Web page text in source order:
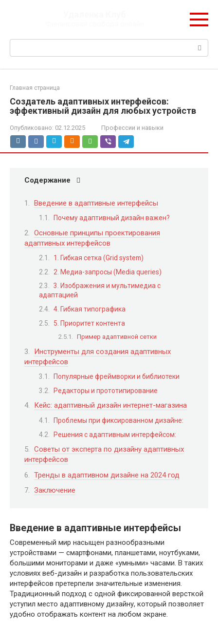
Поиск:
Главная страница
Создатель адаптивных интерфейсов:
эффективный дизайн для любых устройств
Опубликовано: 02.12.2025 Профессии и навыки
Содержание
Введение в адаптивные интерфейсы
Почему адаптивный дизайн важен?
Основные принципы проектирования
адаптивных интерфейсов
1. Гибкая сетка (Grid system)
2. Медиа-запросы (Media queries)
3. Изображения и мультимедиа с
адаптацией
4. Гибкая типографика
5. Приоритет контента
Пример адаптивной сетки
Инструменты для создания адаптивных
интерфейсов
Популярные фреймворки и библиотеки
Редакторы и прототипирование
Кейс: адаптивный дизайн интернет-магазина
Проблемы при фиксированном дизайне:
Решения с адаптивным интерфейсом:
Советы от эксперта по дизайну адаптивных
интерфейсов
Тренды в адаптивном дизайне на 2024 год
Заключение
Введение в адаптивные интерфейсы
Современный мир насыщен разнообразными
устройствами — смартфонами, планшетами, ноутбуками,
большими мониторами и даже «умными» часами. В таких
условиях веб-дизайн и разработка пользовательских
интерфейсов претерпели значительные изменения.
Традиционный подход с одной фиксированной версткой
уступил место адаптивному дизайну, который позволяет
удобно отображать контент на любом экране.